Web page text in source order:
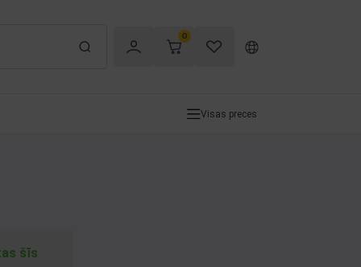
0
Visas preces
šīs